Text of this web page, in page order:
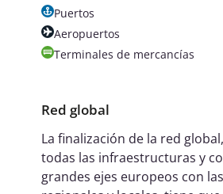
Puertos
Aeropuertos
Terminales de mercancías
Red global
La finalización de la red
todas las infraestructuras y
grandes ejes europeos con